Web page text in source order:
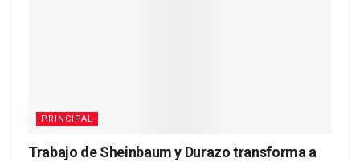
PRINCIPAL
Trabajo de Sheinbaum y Durazo transforma a